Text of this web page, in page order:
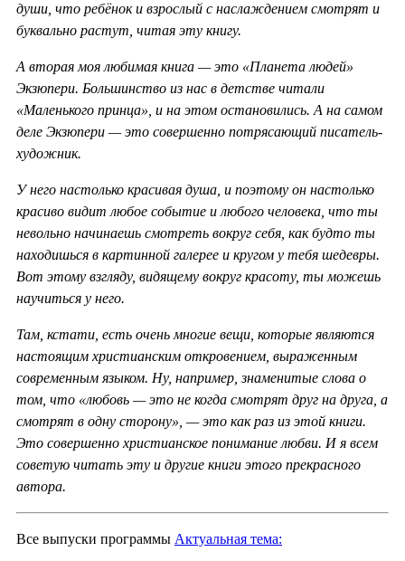
души, что ребёнок и взрослый с наслаждением смотрят и
буквально растут, читая эту книгу.
А вторая моя любимая книга — это «Планета людей»
Экзюпери. Большинство из нас в детстве читали
«Маленького принца», и на этом остановились. А на самом
деле Экзюпери — это совершенно потрясающий писатель-
художник.
У него настолько красивая душа, и поэтому он настолько
красиво видит любое событие и любого человека, что ты
невольно начинаешь смотреть вокруг себя, как будто ты
находишься в картинной галерее и кругом у тебя шедевры.
Вот этому взгляду, видящему вокруг красоту, ты можешь
научиться у него.
Там, кстати, есть очень многие вещи, которые являются
настоящим христианским откровением, выраженным
современным языком. Ну, например, знаменитые слова о
том, что «любовь — это не когда смотрят друг на друга, а
смотрят в одну сторону», — это как раз из этой книги.
Это совершенно христианское понимание любви. И я всем
советую читать эту и другие книги этого прекрасного
автора.
Все выпуски программы Актуальная тема: